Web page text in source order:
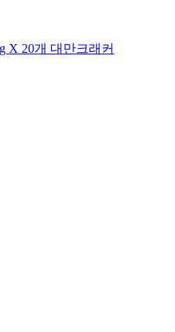
X 20개 대만크래커